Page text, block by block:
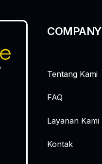
COMPANY
Tentang Kami
FAQ
Layanan Kami
Kontak